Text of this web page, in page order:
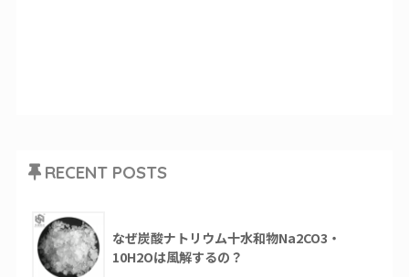
RECENT POSTS
なぜ炭酸ナトリウム十水和物Na2CO3・
10H2Oは風解するの？